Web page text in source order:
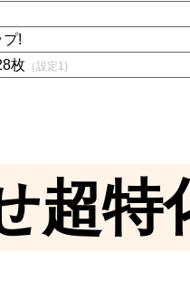
!
枚 （設定1)
超特